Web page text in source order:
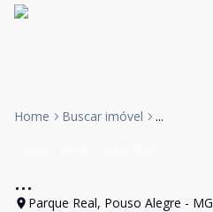
Home Buscar imóvel ...
...
Parque Real, Pouso Alegre - MG